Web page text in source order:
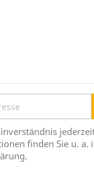
finden Sie u. a.